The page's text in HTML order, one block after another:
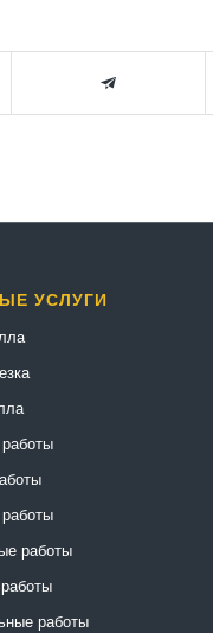
УСЛУГИ
работы
работы